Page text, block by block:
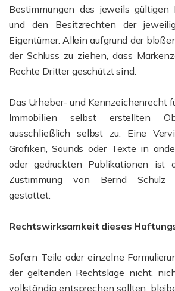
Bestimmungen des jeweils gültigen
und den Besitzrechten der
Eigentümer. Allein aufgrund der
der Schluss zu ziehen, dass
Rechte Dritter geschützt sind.
Das Urheber- und Kennzeichenrecht
Immobilien selbst erstellten
ausschließlich selbst zu. Eine
Grafiken, Sounds oder Texte in
oder gedruckten Publikationen ist
Zustimmung von Bernd Schulz
gestattet.
Rechtswirksamkeit dieses
Sofern Teile oder einzelne
der geltenden Rechtslage nicht,
vollständig entsprechen sollten,